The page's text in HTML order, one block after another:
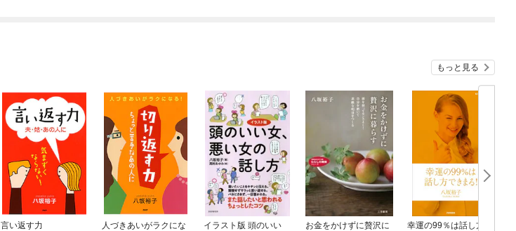
もっと見る
言い返す力
人づきあいがラクにな
イラスト版 頭のいい
お金をかけずに贅沢に
幸運の99％は話し方で